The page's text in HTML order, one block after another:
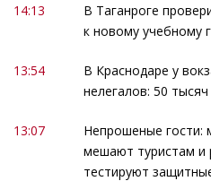
14:13
В Таганроге
к новому учебному
13:54
В Краснодаре у
нелегалов: 50
13:07
Непрошеные гости:
мешают туристам и
тестируют